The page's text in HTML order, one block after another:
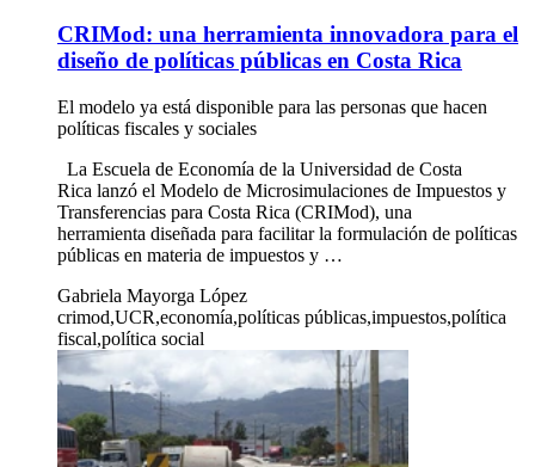
CRIMod: una herramienta innovadora para el
diseño de políticas públicas en Costa Rica
El modelo ya está disponible para las personas que hacen
políticas fiscales y sociales
La Escuela de Economía de la Universidad de Costa
Rica lanzó el Modelo de Microsimulaciones de Impuestos y
Transferencias para Costa Rica (CRIMod), una
herramienta diseñada para facilitar la formulación de políticas
públicas en materia de impuestos y …
Gabriela Mayorga López
crimod,UCR,economía,políticas públicas,impuestos,política
fiscal,política social